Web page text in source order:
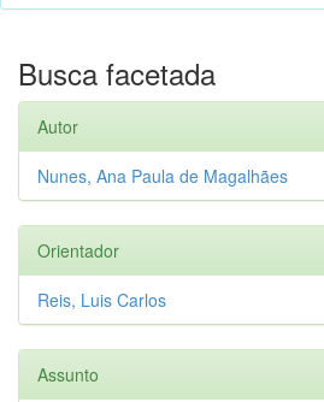
Busca facetada
Autor
Nunes, Ana Paula de Magalhães
Orientador
Reis, Luis Carlos
Assunto